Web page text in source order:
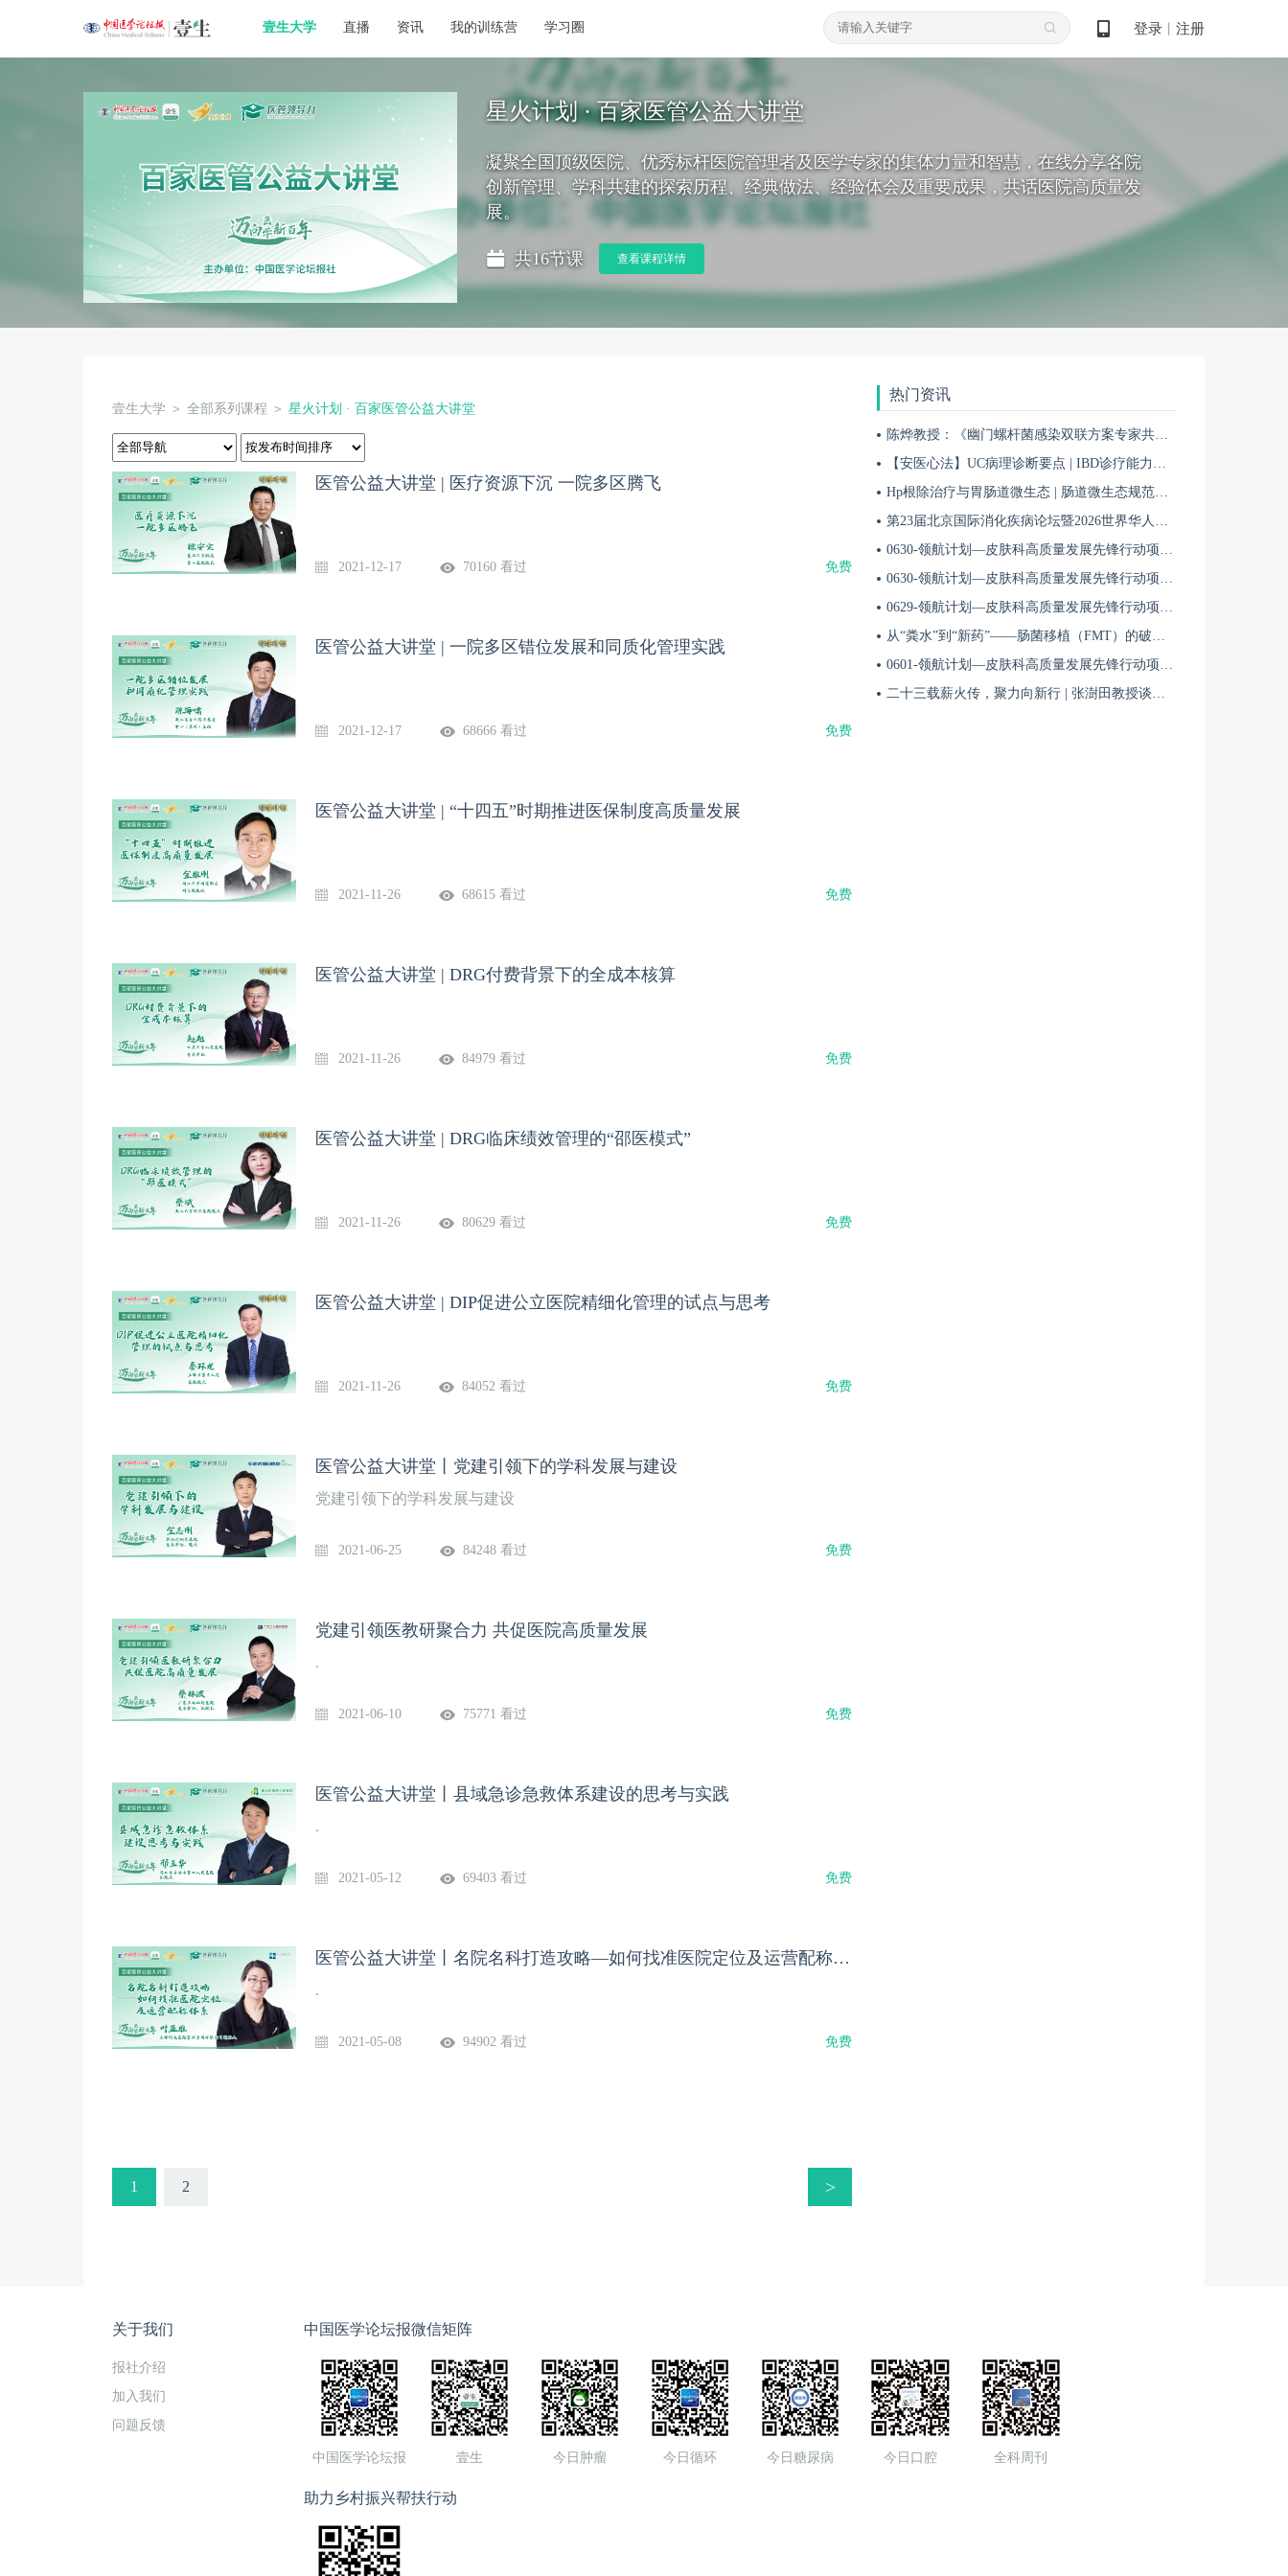
壹生大学 直播 资讯 我的训练营 学习圈 登录 注册
星火计划 · 百家医管公益大讲堂
凝聚全国顶级医院、优秀标杆医院管理者及医学专家的集体力量和智慧，在线分享各院
创新管理、学科共建的探索历程、经典做法、经验体会及重要成果，共话医院高质量发
展。
共16节课 查看课程详情
壹生大学 ＞ 全部系列课程 ＞ 星火计划 · 百家医管公益大讲堂
医管公益大讲堂 | 医疗资源下沉 一院多区腾飞
2021-12-17 70160 看过 免费
医管公益大讲堂 | 一院多区错位发展和同质化管理实践
2021-12-17 68666 看过 免费
医管公益大讲堂 | “十四五”时期推进医保制度高质量发展
2021-11-26 68615 看过 免费
医管公益大讲堂 | DRG付费背景下的全成本核算
2021-11-26 84979 看过 免费
医管公益大讲堂 | DRG临床绩效管理的“邵医模式”
2021-11-26 80629 看过 免费
医管公益大讲堂 | DIP促进公立医院精细化管理的试点与思考
2021-11-26 84052 看过 免费
医管公益大讲堂丨党建引领下的学科发展与建设
党建引领下的学科发展与建设
2021-06-25 84248 看过 免费
党建引领医教研聚合力 共促医院高质量发展
.
2021-06-10 75771 看过 免费
医管公益大讲堂丨县域急诊急救体系建设的思考与实践
.
2021-05-12 69403 看过 免费
医管公益大讲堂丨名院名科打造攻略—如何找准医院定位及运营配称体系
.
2021-05-08 94902 看过 免费
1 2 >
热门资讯
陈烨教授：《幽门螺杆菌感染双联方案专家共识（2026）》解读 | BIDDF2026
【安医心法】UC病理诊断要点 | IBD诊疗能力系统提升5
Hp根除治疗与胃肠道微生态 | 肠道微生态规范化诊疗4
第23届北京国际消化疾病论坛暨2026世界华人消化医师年会盛大开幕
0630-领航计划—皮肤科高质量发展先锋行动项目第六季第65期
0630-领航计划—皮肤科高质量发展先锋行动项目第六季第64期
0629-领航计划—皮肤科高质量发展先锋行动项目第六季第63期
从“粪水”到“新药”——肠菌移植（FMT）的破局与临床应用全景 | 肠道微生态规范化诊疗1
0601-领航计划—皮肤科高质量发展先锋行动项目第六季第42期
二十三载薪火传，聚力向新行 | 张澍田教授谈中国消化医学的传承与突破
关于我们
报社介绍
加入我们
问题反馈
中国医学论坛报微信矩阵
中国医学论坛报 壹生 今日肿瘤 今日循环 今日糖尿病 今日口腔 全科周刊
助力乡村振兴帮扶行动